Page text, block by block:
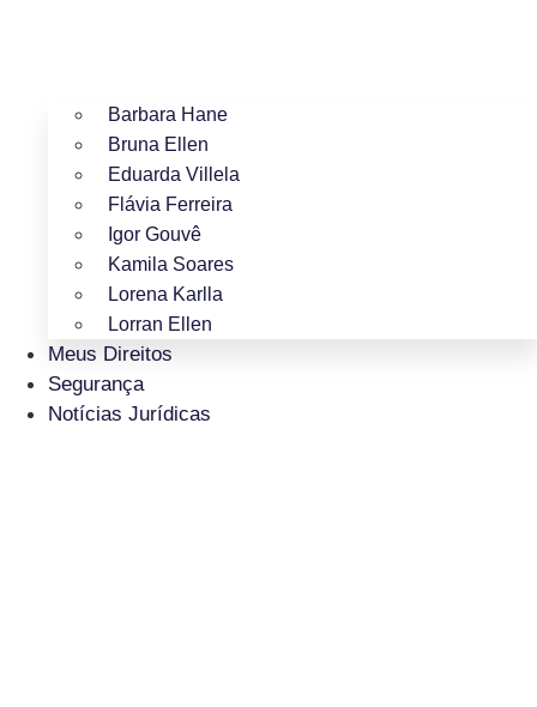
Barbara Hane
Bruna Ellen
Eduarda Villela
Flávia Ferreira
Igor Gouvê
Kamila Soares
Lorena Karlla
Lorran Ellen
Meus Direitos
Segurança
Notícias Jurídicas